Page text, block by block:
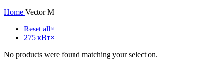
Home Vector M
Reset all×
275 кВт×
No products were found matching your selection.